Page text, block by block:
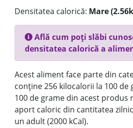
Densitatea calorică: Mare
Află cum poți slăbi
densitatea calorică a
Acest aliment face parte din
conține 256 kilocalorii la 100 de
100 de grame din acest produs
aport caloric din cantitatea
un adult (2000 kCal).